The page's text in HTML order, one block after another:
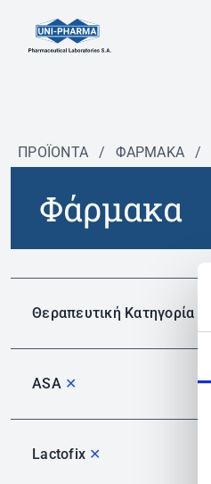
ΠΡΟΪΟΝΤΑ / ΦΆΡΜΑΚΑ /
Φάρμακα
Θεραπευτική Κατηγορία
ASA ✕
Lactofix ✕